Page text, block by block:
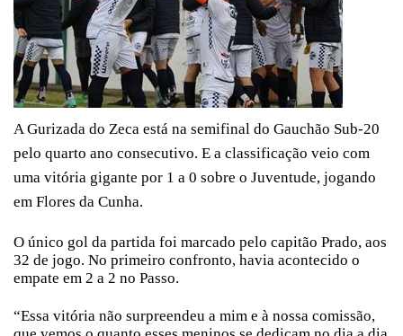
A Gurizada do Zeca está na semifinal do Gauchão Sub-20
pelo quarto ano consecutivo. E a classificação veio com
uma vitória gigante por 1 a 0 sobre o Juventude, jogando
em Flores da Cunha.
O único gol da partida foi marcado pelo capitão Prado, aos
32 de jogo. No primeiro confronto, havia acontecido o
empate em 2 a 2 no Passo.
“Essa vitória não surpreendeu a mim e à nossa comissão,